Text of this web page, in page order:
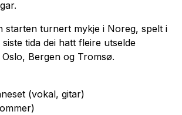
starten turnert mykje i Noreg, spelt i
tida dei hatt fleire utselde
Bergen og Tromsø.
(vokal, gitar)